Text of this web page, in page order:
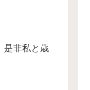
是非私と歳